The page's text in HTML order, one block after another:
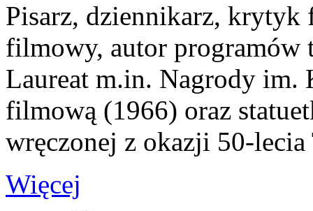
Pisarz, dziennikarz, krytyk
filmowy, autor programów
Laureat m.in. Nagrody
filmową (1966) oraz
wręczonej z okazji 50-lecia
Więcej